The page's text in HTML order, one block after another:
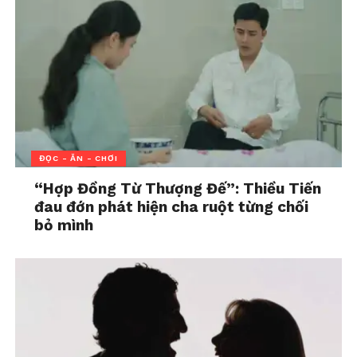
Mong ít đi, biết đủ là hạnh phúc
Ai cũng hiểu, đủ là một khái niệm khá mơ hồ. Với
người này, có ăn là đủ, nhưng với người khác đó là
điều cơ bản, phải ăn ngon, ăn cao lương mỹ vị mới
ĐỌC - ĂN - CHƠI
“Hợp Đồng Từ Thượng Đế”: Thiều Tiến
đau đớn phát hiện cha ruột từng chối
bỏ mình